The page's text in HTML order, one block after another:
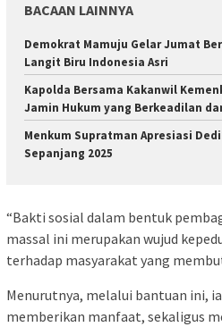
BACAAN LAINNYA
Demokrat Mamuju Gelar Jumat
Langit Biru Indonesia Asri
Kapolda Bersama Kakanwil
Jamin Hukum yang Berkeadilan
Menkum Supratman Apresiasi
Sepanjang 2025
“Bakti sosial dalam bentuk
massal ini merupakan wujud
terhadap masyarakat yang
Menurutnya, melalui bantuan ini,
memberikan manfaat, sekaligus